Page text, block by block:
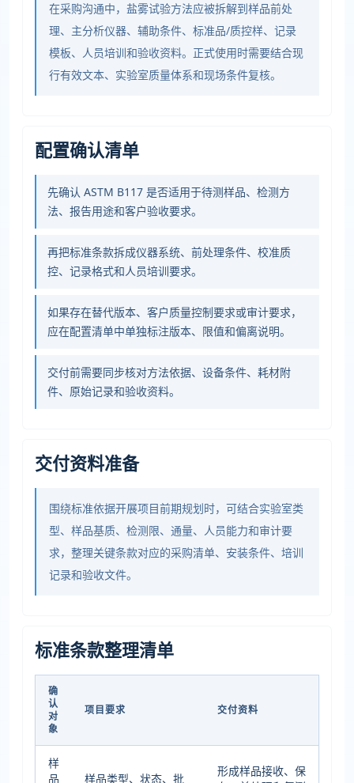
在采购沟通中，盐雾试验方法应被拆解到样品前处
理、主分析仪器、辅助条件、标准品/质控样、记录
模板、人员培训和验收资料。正式使用时需要结合现
行有效文本、实验室质量体系和现场条件复核。
配置确认清单
先确认 ASTM B117 是否适用于待测样品、检测方
法、报告用途和客户验收要求。
再把标准条款拆成仪器系统、前处理条件、校准质
控、记录格式和人员培训要求。
如果存在替代版本、客户质量控制要求或审计要求，
应在配置清单中单独标注版本、限值和偏离说明。
交付前需要同步核对方法依据、设备条件、耗材附
件、原始记录和验收资料。
交付资料准备
围绕标准依据开展项目前期规划时，可结合实验室类
型、样品基质、检测限、通量、人员能力和审计要
求，整理关键条款对应的采购清单、安装条件、培训
记录和验收文件。
标准条款整理清单
确
认
对
象
项目要求 交付资料
样
品
样品类型、状态、批
形成样品接收、保